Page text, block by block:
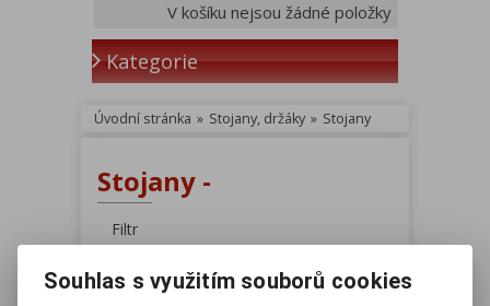
V košíku nejsou žádné položky
Kategorie
Úvodní stránka » Stojany, držáky » Stojany
Stojany -
Filtr
Hledat
Souhlas s využitím souborů cookies